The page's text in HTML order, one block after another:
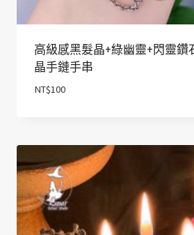
高級感黑髮晶+綠幽靈+閃靈鑽
晶手鏈手串
NT$100